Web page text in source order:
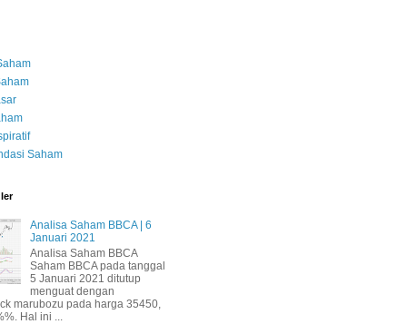
Saham
Analisa Saham BBCA | 6
Januari 2021
Analisa Saham BBCA
Saham BBCA pada tanggal
5 Januari 2021 ditutup
menguat dengan
marubozu pada harga 35450,
Hal ini ...